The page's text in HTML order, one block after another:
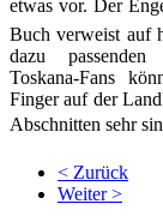
etwas vor. Der
Buch verweist auf
dazu passenden
Toskana-Fans
Finger auf der
Abschnitten sehr
< Zurück
Weiter >